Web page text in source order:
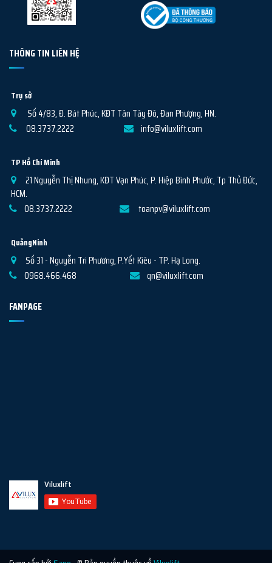
THÔNG TIN LIÊN HỆ
Trụ sở
Số 4/83, Đ. Bát Phúc, KĐT Tân Tây Đô, Đan Phượng, HN.
08.3737.2222
info@viluxlift.com
TP Hồ Chí Minh
21 Nguyễn Thị Nhung, KĐT Vạn Phúc, P. Hiệp Bình Phước, Tp Thủ Đức,
HCM.
08.3737.2222
toanpv@viluxlift.com
QuảngNinh
Số 31 - Nguyễn Tri Phương, P.Yết Kiêu - TP. Hạ Long.
0968.466.468
qn@viluxlift.com
FANPAGE